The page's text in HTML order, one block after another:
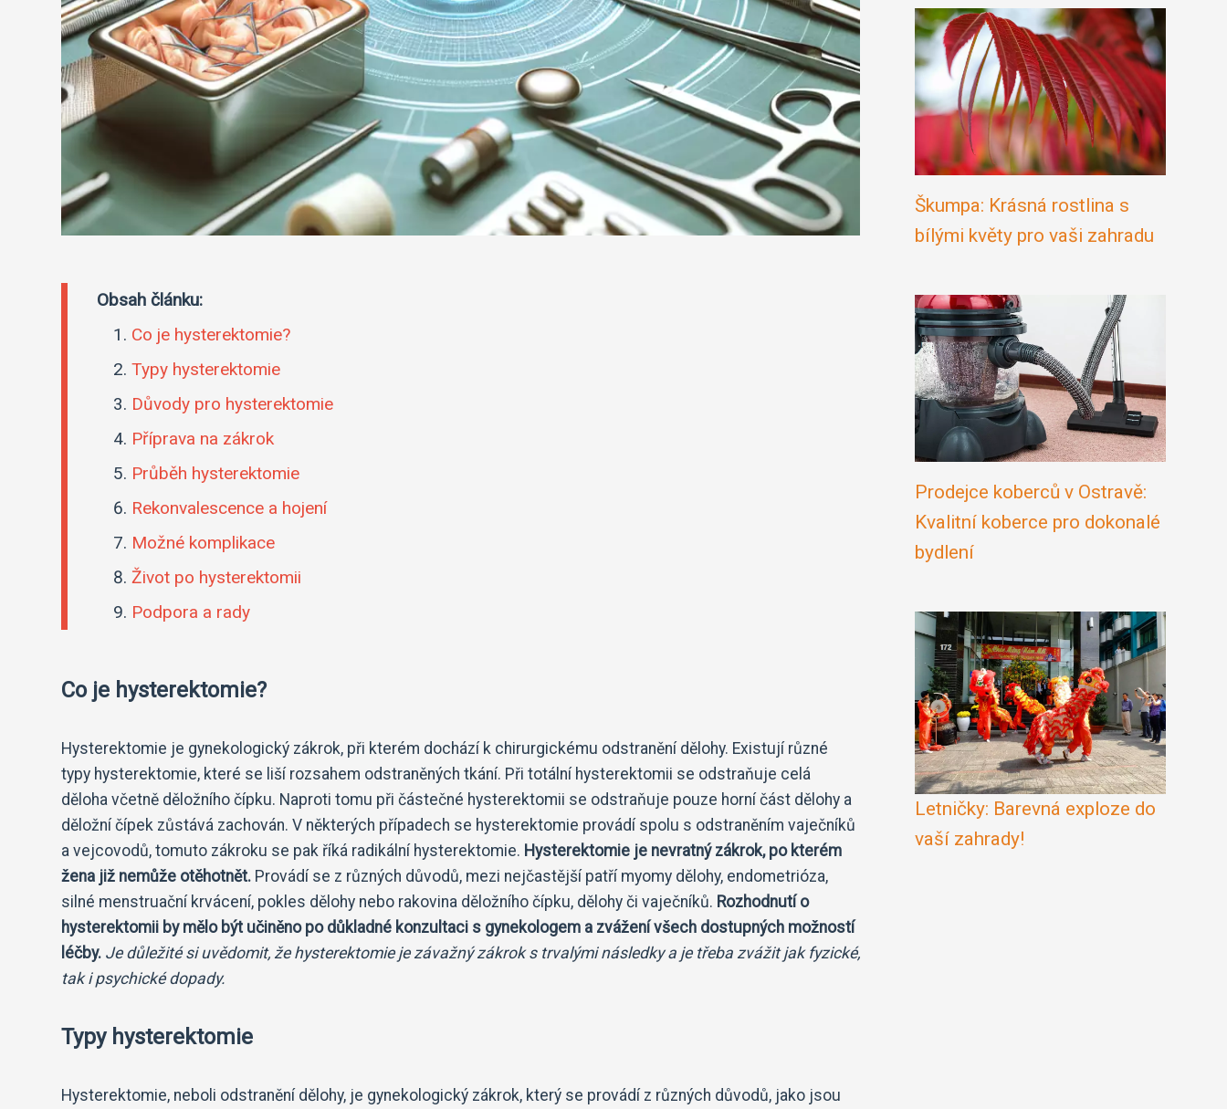
Obsah článku:
Co je hysterektomie?
Typy hysterektomie
Důvody pro hysterektomie
Příprava na zákrok
Průběh hysterektomie
Rekonvalescence a hojení
Možné komplikace
Život po hysterektomii
Podpora a rady
Co je hysterektomie?
Hysterektomie je gynekologický zákrok, při kterém dochází k chirurgickému odstranění dělohy. Existují různé
typy hysterektomie, které se liší rozsahem odstraněných tkání. Při totální hysterektomii se odstraňuje celá
děloha včetně děložního čípku. Naproti tomu při částečné hysterektomii se odstraňuje pouze horní část dělohy a
děložní čípek zůstává zachován. V některých případech se hysterektomie provádí spolu s odstraněním vaječníků
a vejcovodů, tomuto zákroku se pak říká radikální hysterektomie. Hysterektomie je nevratný zákrok, po kterém
žena již nemůže otěhotnět. Provádí se z různých důvodů, mezi nejčastější patří myomy dělohy, endometrióza,
silné menstruační krvácení, pokles dělohy nebo rakovina děložního čípku, dělohy či vaječníků. Rozhodnutí o
hysterektomii by mělo být učiněno po důkladné konzultaci s gynekologem a zvážení všech dostupných možností
léčby. Je důležité si uvědomit, že hysterektomie je závažný zákrok s trvalými následky a je třeba zvážit jak fyzické,
tak i psychické dopady.
Typy hysterektomie
Hysterektomie, neboli odstranění dělohy, je gynekologický zákrok, který se provádí z různých důvodů, jako jsou
Škumpa: Krásná rostlina s
bílými květy pro vaši zahradu
Prodejce koberců v Ostravě:
Kvalitní koberce pro dokonalé
bydlení
Letničky: Barevná exploze do
vaší zahrady!